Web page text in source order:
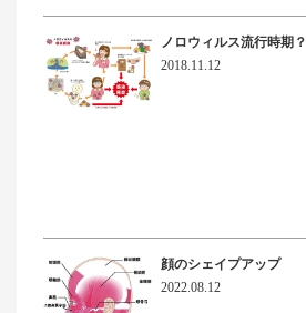
ノロウィルス流行時期？
2018.11.12
顔のシェイプアップ
2022.08.12